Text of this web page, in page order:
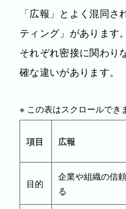
「広報」とよく混同
ティング」があります。
それぞれ密接に関わり
確な違いがあります。
※ この表はスクロールでき
項目 広報
目的
企業や組織の信
る